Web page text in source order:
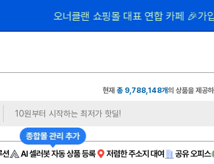
오너클랜 쇼핑몰 대표 연합 카페 🎉가입
현재총 9,788,148개의 상품을 제공